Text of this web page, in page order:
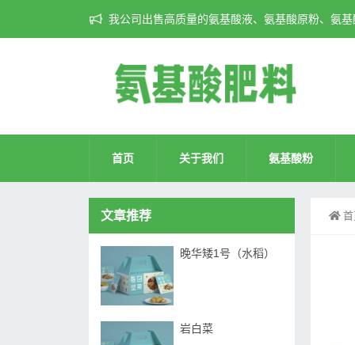
我公司出售高质量的氨基酸液、氨基酸原粉、氨
首页 关于我们 氨基酸粉
文章推荐
晚华矮1号（水稻）
岩白菜